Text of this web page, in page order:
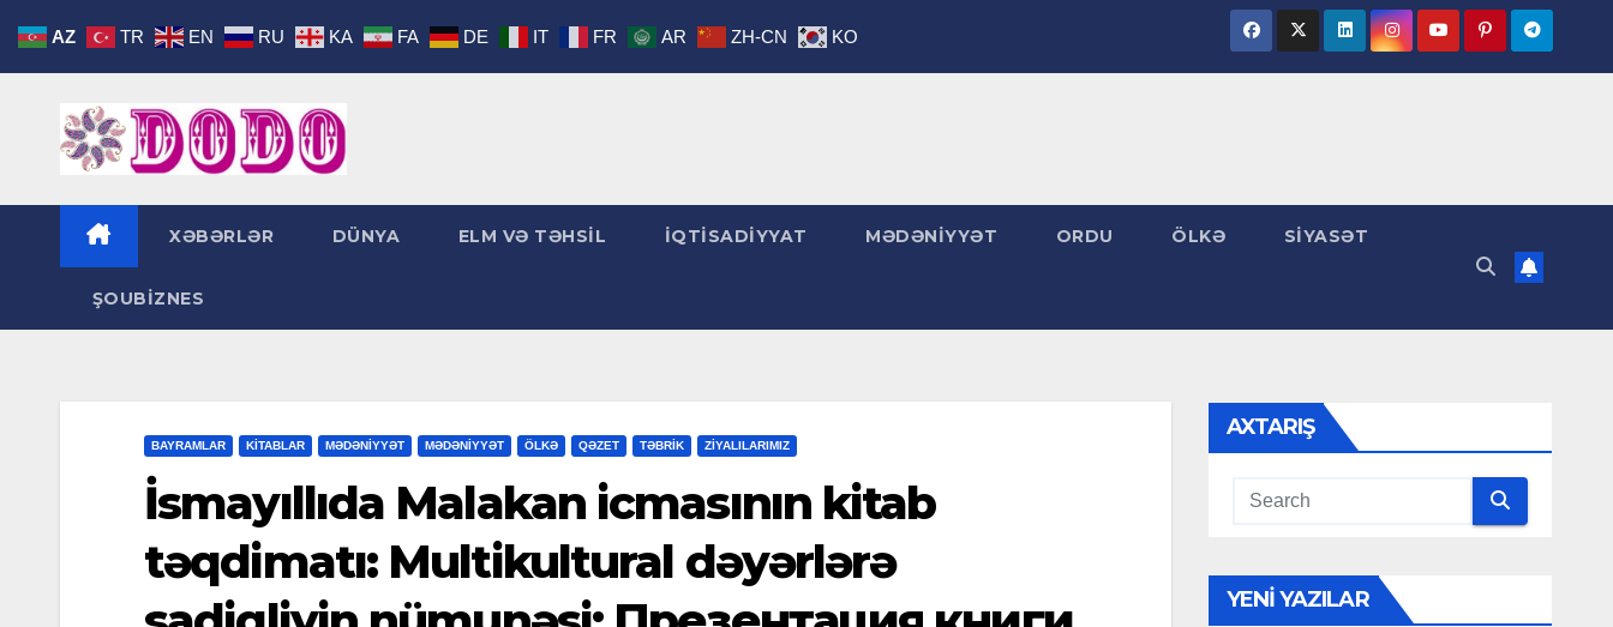
XƏBƏRLƏR DÜNYA ELM VƏ TƏHSİL İQTİSADİYYAT MƏDƏNİYYƏT ORDU ÖLKƏ SİYASƏT
ŞOUBİZNES
BAYRAMLAR KİTABLAR MƏDƏNİYYƏT MƏDƏNİYYƏT ÖLKƏ QƏZET TƏBRİK ZİYALILARIMIZ
İsmayıllıda Malakan icmasının kitab
təqdimatı: Multikultural dəyərlərə
AXTARIŞ
YENI YAZILAR
AZ TR EN RU KA FA DE IT FR AR ZH-CN KO